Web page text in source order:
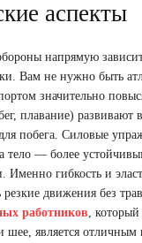
аспекты
напрямую
Вам не нужно быть
значительно
плавание) развивают
побега. Силовые
тело — более
Именно гибкость и
движения без
работников ,
шее, является